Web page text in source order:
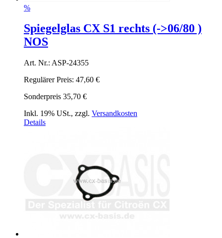
%
Spiegelglas CX S1 rechts (->06/80 )
NOS
Art. Nr.: ASP-24355
Regulärer Preis: 47,60 €
Sonderpreis 35,70 €
Inkl. 19% USt., zzgl. Versandkosten
Details